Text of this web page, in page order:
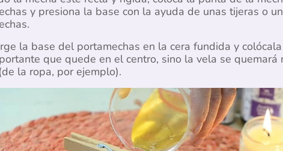
y presiona la base con la ayuda de unas tijeras o
la base del portamechas en la cera fundida y
que quede en el centro, sino la vela se
la ropa, por ejemplo).